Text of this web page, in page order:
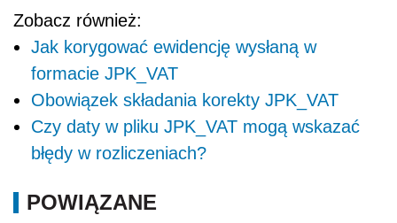
Zobacz również:
Jak korygować ewidencję wysłaną w
formacie JPK_VAT
Obowiązek składania korekty JPK_VAT
Czy daty w pliku JPK_VAT mogą wskazać
błędy w rozliczeniach?
POWIĄZANE